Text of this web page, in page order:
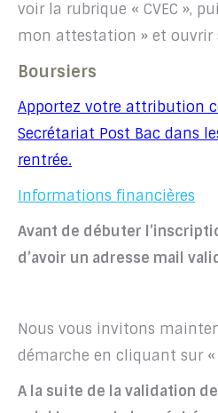
voir la rubrique « CVEC »,
mon attestation » et ouvrir
Boursiers
Apportez votre attribution
Secrétariat Post Bac dans
rentrée.
Informations financières
Avant de débuter
d’avoir un adresse mail
Nous vous invitons
démarche en cliquant sur
A la suite de la validation